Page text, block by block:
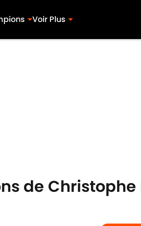
Voir Plus
de